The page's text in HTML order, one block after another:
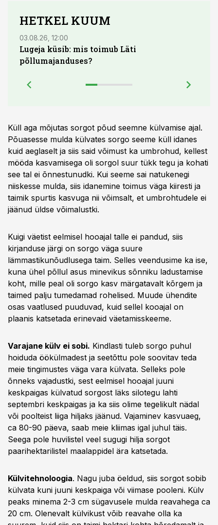
HETKEL KUUM
03.08.26, 12:00
Lugeja küsib: mis toimub Läti
põllumajanduses?
Küll aga mõjutas sorgot põud seemne külvamise ajal.
Põuasesse mulda külvates sorgo seeme küll idanes
kuid aeglaselt ja siis said võimust ka umbrohud, kellest
mööda kasvamisega oli sorgol suur tükk tegu ja kohati
see tal ei õnnestunudki. Kui seeme sai natukenegi
niiskesse mulda, siis idanemine toimus väga kiiresti ja
taimik spurtis kasvuga nii võimsalt, et umbrohtudele ei
jäänud üldse võimalustki.
Kuigi väetist eelmisel hooajal talle ei pandud, siis
kirjanduse järgi on sorgo väga suure
lämmastikunõudlusega taim. Selles veendusime ka ise,
kuna ühel põllul asus minevikus sõnniku ladustamise
koht, mille peal oli sorgo kasv märgatavalt kõrgem ja
taimed palju tumedamad rohelised. Muude ühendite
osas vaatlused puuduvad, kuid sellel kooajal on
plaanis katsetada erinevaid väetamisskeeme.
Varajane külv ei sobi. Kindlasti tuleb sorgo puhul
hoiduda öökülmadest ja seetõttu pole soovitav teda
meie tingimustes väga vara külvata. Selleks pole
õnneks vajadustki, sest eelmisel hooajal juuni
keskpaigas külvatud sorgost läks silotegu lahti
septembri keskpaigas ja ka siis olime tegelikult nädal
või poolteist liiga hiljaks jäänud. Vajaminev kasvuaeg,
ca 80-90 päeva, saab meie kliimas igal juhul täis.
Seega pole huvilistel veel sugugi hilja sorgot
paarihektarilistel maalappidel ära katsetada.
Külvitehnoloogia. Nagu juba öeldud, siis sorgot sobib
külvata kuni juuni keskpaiga või viimase pooleni. Külv
peaks minema 2-3 cm sügavusele mulda reavahega ca
20 cm. Olenevalt külvikust võib reavahe olla ka